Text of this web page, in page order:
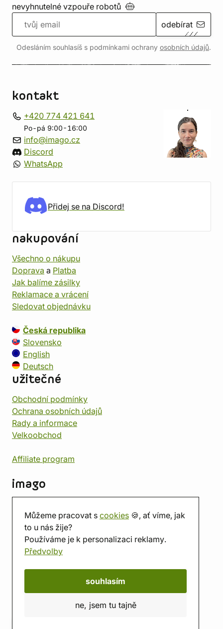
Můžeme pracovat s cookies 🍪, ať víme, jak
to u nás žije?
Používáme je k personalizaci reklamy.
Předvolby
souhlasím
ne, jsem tu tajně
nevyhnutelné vzpouře robotů
odebírat
Odesláním souhlasíš s podmínkami ochrany osobních údajů.
kontakt
+420 774 421 641
Po-pá 9:00-16:00
info@imago.cz
Discord
WhatsApp
Přidej se na Discord!
nakupování
Všechno o nákupu
Doprava a Platba
Jak balíme zásilky
Reklamace a vrácení
Sledovat objednávku
Česká republika
Slovensko
English
Deutsch
užitečné
Obchodní podmínky
Ochrana osobních údajů
Rady a informace
Velkoobchod
Affiliate program
imago
Prodejna
Herna
O nás
Hodnocení obchodu